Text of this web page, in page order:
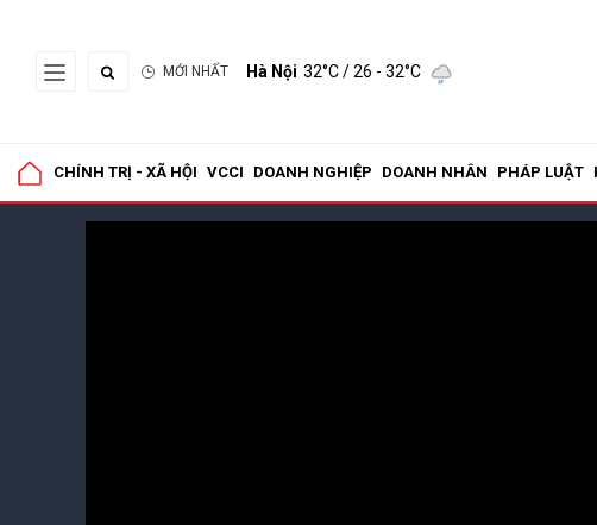
MỚI NHẤT Hà Nội 32°C/ 26 - 32°C
CHÍNH TRỊ - XÃ HỘI VCCI DOANH NGHIỆP DOANH NHÂN PHÁP LUẬT